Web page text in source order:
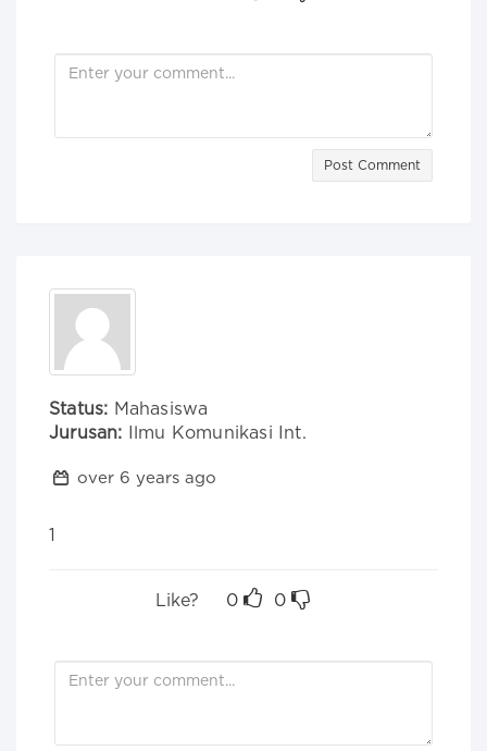
Post Comment
Status: Mahasiswa
Jurusan: Ilmu Komunikasi Int.
over 6 years ago
1
Like? 0 0